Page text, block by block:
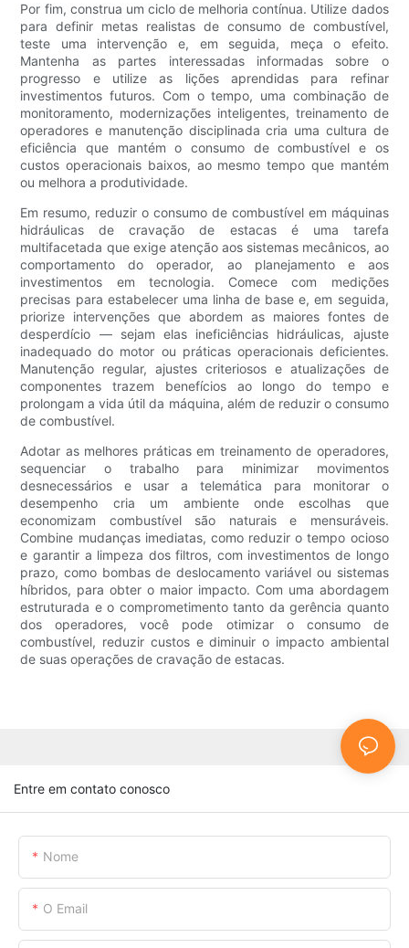
Por fim, construa um ciclo de melhoria contínua. Utilize dados
para definir metas realistas de consumo de combustível,
teste uma intervenção e, em seguida, meça o efeito.
Mantenha as partes interessadas informadas sobre o
progresso e utilize as lições aprendidas para refinar
investimentos futuros. Com o tempo, uma combinação de
monitoramento, modernizações inteligentes, treinamento de
operadores e manutenção disciplinada cria uma cultura de
eficiência que mantém o consumo de combustível e os
custos operacionais baixos, ao mesmo tempo que mantém
ou melhora a produtividade.
Em resumo, reduzir o consumo de combustível em máquinas
hidráulicas de cravação de estacas é uma tarefa
multifacetada que exige atenção aos sistemas mecânicos, ao
comportamento do operador, ao planejamento e aos
investimentos em tecnologia. Comece com medições
precisas para estabelecer uma linha de base e, em seguida,
priorize intervenções que abordem as maiores fontes de
desperdício — sejam elas ineficiências hidráulicas, ajuste
inadequado do motor ou práticas operacionais deficientes.
Manutenção regular, ajustes criteriosos e atualizações de
componentes trazem benefícios ao longo do tempo e
prolongam a vida útil da máquina, além de reduzir o consumo
de combustível.
Adotar as melhores práticas em treinamento de operadores,
sequenciar o trabalho para minimizar movimentos
desnecessários e usar a telemática para monitorar o
desempenho cria um ambiente onde escolhas que
economizam combustível são naturais e mensuráveis.
Combine mudanças imediatas, como reduzir o tempo ocioso
e garantir a limpeza dos filtros, com investimentos de longo
prazo, como bombas de deslocamento variável ou sistemas
híbridos, para obter o maior impacto. Com uma abordagem
estruturada e o comprometimento tanto da gerência quanto
dos operadores, você pode otimizar o consumo de
combustível, reduzir custos e diminuir o impacto ambiental
de suas operações de cravação de estacas.
Entre em contato conosco
Nome
O Email